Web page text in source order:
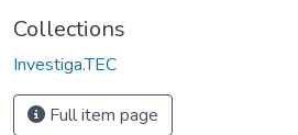
Collections
Investiga.TEC
Full item page